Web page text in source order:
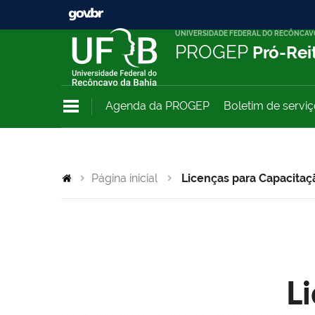
UNIVERSIDADE FEDERAL DO
PROGEP Pró-
Agenda da PROGEP Boletim de
Página inicial Licenças para